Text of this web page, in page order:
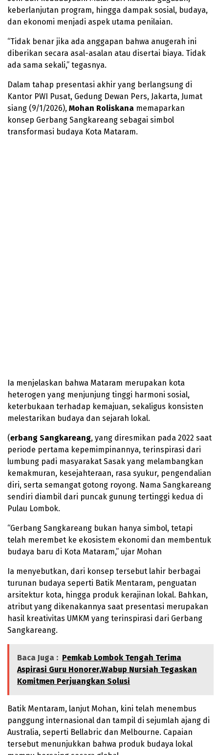
keberlanjutan program, hingga dampak sosial, budaya,
dan ekonomi menjadi aspek utama penilaian.
“Tidak benar jika ada anggapan bahwa anugerah ini
diberikan secara asal-asalan atau disertai biaya. Tidak
ada sama sekali,” tegasnya.
Dalam tahap presentasi akhir yang berlangsung di
Kantor PWI Pusat, Gedung Dewan Pers, Jakarta, Jumat
siang (9/1/2026), Mohan Roliskana memaparkan
konsep Gerbang Sangkareang sebagai simbol
transformasi budaya Kota Mataram.
Ia menjelaskan bahwa Mataram merupakan kota
heterogen yang menjunjung tinggi harmoni sosial,
keterbukaan terhadap kemajuan, sekaligus konsisten
melestarikan budaya dan sejarah lokal.
(erbang Sangkareang, yang diresmikan pada 2022 saat
periode pertama kepemimpinannya, terinspirasi dari
lumbung padi masyarakat Sasak yang melambangkan
kemakmuran, kesejahteraan, rasa syukur, pengendalian
diri, serta semangat gotong royong. Nama Sangkareang
sendiri diambil dari puncak gunung tertinggi kedua di
Pulau Lombok.
“Gerbang Sangkareang bukan hanya simbol, tetapi
telah merembet ke ekosistem ekonomi dan membentuk
budaya baru di Kota Mataram,” ujar Mohan
Ia menyebutkan, dari konsep tersebut lahir berbagai
turunan budaya seperti Batik Mentaram, penguatan
arsitektur kota, hingga produk kerajinan lokal. Bahkan,
atribut yang dikenakannya saat presentasi merupakan
hasil kreativitas UMKM yang terinspirasi dari Gerbang
Sangkareang.
Baca Juga : Pemkab Lombok Tengah Terima
Aspirasi Guru Honorer,Wabup Nursiah Tegaskan
Komitmen Perjuangkan Solusi
Batik Mentaram, lanjut Mohan, kini telah menembus
panggung internasional dan tampil di sejumlah ajang di
Australia, seperti Bellabric dan Melbourne. Capaian
tersebut menunjukkan bahwa produk budaya lokal